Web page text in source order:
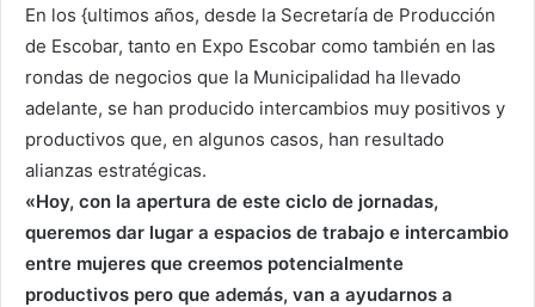
En los {ultimos años, desde la Secretaría de Producción
de Escobar, tanto en Expo Escobar como también en las
rondas de negocios que la Municipalidad ha llevado
adelante, se han producido intercambios muy positivos y
productivos que, en algunos casos, han resultado
alianzas estratégicas.
«Hoy, con la apertura de este ciclo de jornadas,
queremos dar lugar a espacios de trabajo e intercambio
entre mujeres que creemos potencialmente
productivos pero que además, van a ayudarnos a